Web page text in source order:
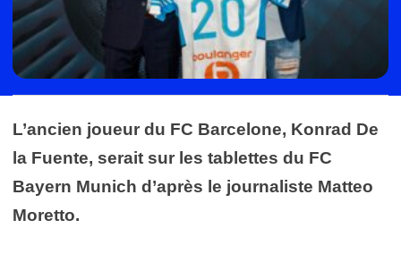
L’ancien joueur du FC Barcelone, Konrad De
la Fuente, serait sur les tablettes du FC
Bayern Munich d’après le journaliste Matteo
Moretto.